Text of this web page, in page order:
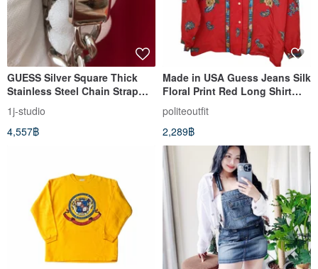
GUESS Silver Square Thick
Stainless Steel Chain Strap
Quartz Watch Antique Watch
1j-studio
4,557฿
Made in USA Guess Jeans Silk
Floral Print Red Long Shirt
Size M Near New
politeoutfit
2,289฿